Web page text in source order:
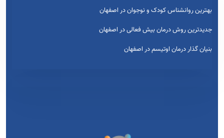
بهترین روانشناس کودک و نوجوان در اصفهان
جدیدترین روش درمان بیش فعالی در اصفهان
بنیان گذار درمان اوتیسم در اصفهان